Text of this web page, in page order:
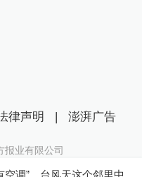
调”，台风天这个邻里中
律声明 | 澎湃广告
报业有限公司
ICP备14003370号